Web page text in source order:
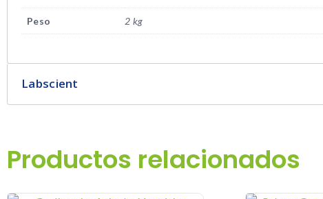
Peso 2 kg
Labscient
Productos relacionados